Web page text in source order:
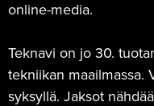
online-media.
Teknavi on jo 30.
tekniikan maailmassa.
syksyllä. Jaksot